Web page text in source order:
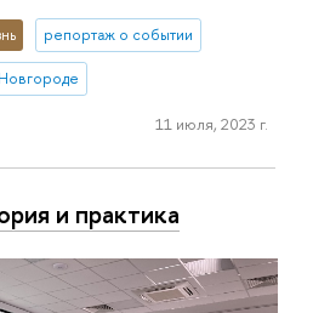
репортаж о событии
11 июля, 2023 г.
и практика